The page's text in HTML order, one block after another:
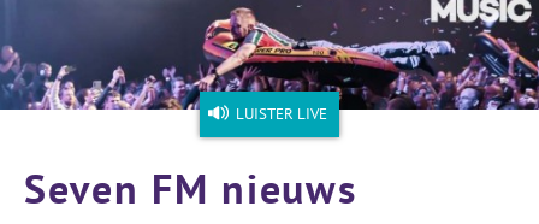
LUISTER LIVE
Seven FM nieuws